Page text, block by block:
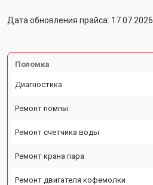
Дата обновления прайса: 17.07.2026
Поломка
Диагностика
Ремонт помпы
Ремонт счетчика воды
Ремонт крана пара
Ремонт двигателя кофемолки